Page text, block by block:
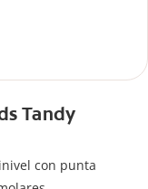
Tandy
con punta